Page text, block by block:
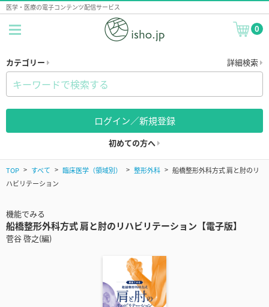
医学・医療の電子コンテンツ配信サービス
0
カテゴリー 詳細検索
ログイン／新規登録
初めての方へ
TOP すべて 臨床医学（領域別） 整形外科
船橋整形外科方式 肩と肘のリ
ハビリテーション
機能でみる
船橋整形外科方式 肩と肘のリハビリテーション【電子版】
菅谷 啓之(編)